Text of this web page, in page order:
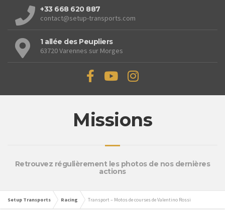
+33 668 620 887
contact@setup-transports.com
1 allée des Peupliers
63720 Varennes sur Morges
Missions
Retrouvez régulièrement les photos de nos dernières
actions
Setup Transports Racing Transport – Motos de courses de Valentino Rossi